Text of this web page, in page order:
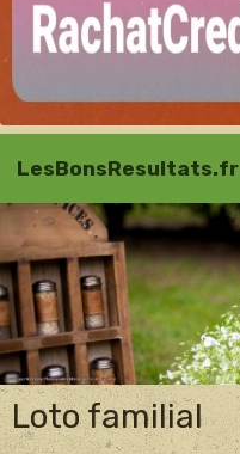
LesBonsResultats.fr
Loto familial